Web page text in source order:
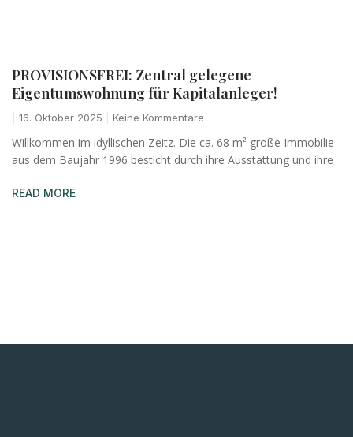
PROVISIONSFREI: Zentral gelegene
Eigentumswohnung für Kapitalanleger!
16. Oktober 2025 Keine Kommentare
Willkommen im idyllischen Zeitz. Die ca. 68 m² große Immobilie
aus dem Baujahr 1996 besticht durch ihre Ausstattung und ihre
READ MORE